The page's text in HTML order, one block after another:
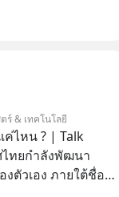
ร์ & เทคโนโลยี
ไหน ? | Talk
ไทยกำลังพัฒนา
ตัวเอง ภายใต้ชื่อ